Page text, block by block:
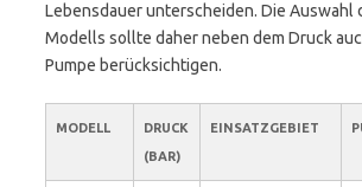
Lebensdauer unterscheiden. Die Auswahl
Modells sollte daher neben dem Druck
Pumpe berücksichtigen.
MODELL
DRUCK
(BAR)
EINSATZGEBIET